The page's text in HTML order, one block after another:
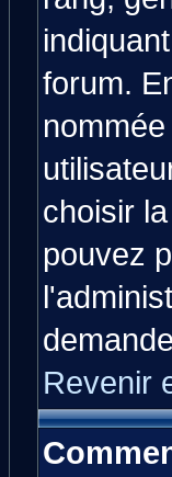
forum.
choisir
pouvez
Revenir